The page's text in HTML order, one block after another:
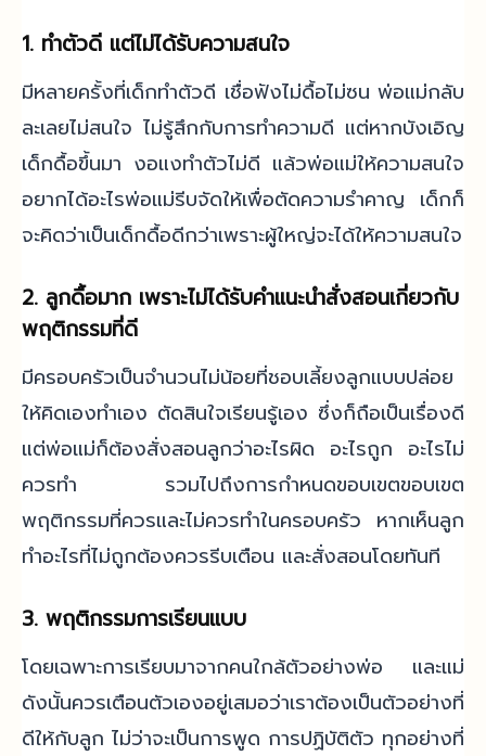
1. ทำตัวดี แต่ไม่ได้รับความสนใจ
มีหลายครั้งที่เด็กทำตัวดี เชื่อฟังไม่ดื้อไม่ซน พ่อแม่กลับ
ละเลยไม่สนใจ ไม่รู้สึกกับการทำความดี แต่หากบังเอิญ
เด็กดื้อขึ้นมา งอแงทำตัวไม่ดี แล้วพ่อแม่ให้ความสนใจ
อยากได้อะไรพ่อแม่รีบจัดให้เพื่อตัดความรำคาญ เด็กก็
จะคิดว่าเป็นเด็กดื้อดีกว่าเพราะผู้ใหญ่จะได้ให้ความสนใจ
2. ลูกดื้อมาก เพราะไม่ได้รับคำแนะนำสั่งสอนเกี่ยวกับ
พฤติกรรมที่ดี
มีครอบครัวเป็นจำนวนไม่น้อยที่ชอบเลี้ยงลูกแบบปล่อย
ให้คิดเองทำเอง ตัดสินใจเรียนรู้เอง ซึ่งก็ถือเป็นเรื่องดี
แต่พ่อแม่ก็ต้องสั่งสอนลูกว่าอะไรผิด อะไรถูก อะไรไม่
ควรทำ รวมไปถึงการกำหนดขอบเขตขอบเขต
พฤติกรรมที่ควรและไม่ควรทำในครอบครัว หากเห็นลูก
ทำอะไรที่ไม่ถูกต้องควรรีบเตือน และสั่งสอนโดยทันที
3. พฤติกรรมการเรียนแบบ
โดยเฉพาะการเรียบมาจากคนใกล้ตัวอย่างพ่อ และแม่
ดังนั้นควรเตือนตัวเองอยู่เสมอว่าเราต้องเป็นตัวอย่างที่
ดีให้กับลูก ไม่ว่าจะเป็นการพูด การปฏิบัติตัว ทุกอย่างที่